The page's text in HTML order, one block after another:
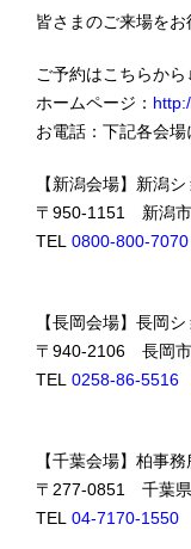
皆さまのご来場を
ご予約はこちらから↓
ホームページ：
お電話：下記各会
【新潟会場】新潟
〒950-1151 新潟
TEL0800-800-7070
【長岡会場】長岡
〒940-2106 長岡市
TEL0258-86-5516
【千葉会場】柏事務
〒277-0851 千葉県
TEL04-7170-1550